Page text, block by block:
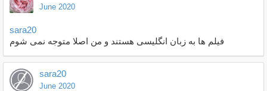
June 2020
sara20
sara20
June 2020